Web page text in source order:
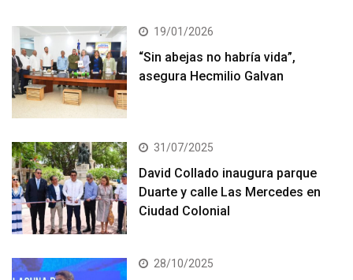
19/01/2026
“Sin abejas no habría vida”,
asegura Hecmilio Galvan
31/07/2025
David Collado inaugura parque
Duarte y calle Las Mercedes en
Ciudad Colonial
28/10/2025